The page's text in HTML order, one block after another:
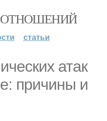
статьи
атак
причины и